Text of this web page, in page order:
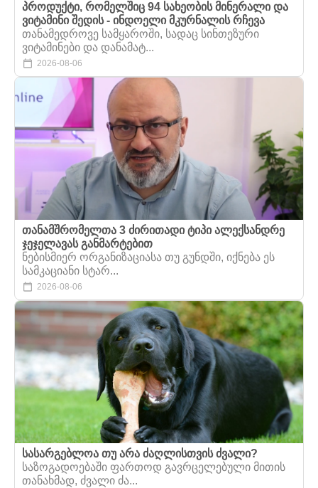
პროდუქტი, რომელშიც 94 სახეობის მინერალი და
ვიტამინი შედის - ინდოელი მკურნალის რჩევა
თანამედროვე სამყაროში, სადაც სინთეზური
ვიტამინები და დანამატ...
2026-08-06
თანამშრომელთა 3 ძირითადი ტიპი ალექსანდრე
ჯეჯელავას განმარტებით
ნებისმიერ ორგანიზაციასა თუ გუნდში, იქნება ეს
სამკაციანი სტარ...
2026-08-06
სასარგებლოა თუ არა ძაღლისთვის ძვალი?
საზოგადოებაში ფართოდ გავრცელებული მითის
თანახმად, ძვალი ძა...